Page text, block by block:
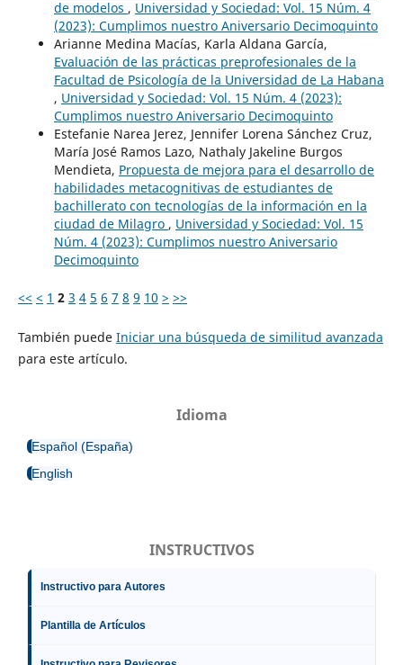
de modelos , Universidad y Sociedad: Vol. 15 Núm. 4
(2023): Cumplimos nuestro Aniversario Decimoquinto
Arianne Medina Macías, Karla Aldana García,
Evaluación de las prácticas preprofesionales de la
Facultad de Psicología de la Universidad de La Habana
, Universidad y Sociedad: Vol. 15 Núm. 4 (2023):
Cumplimos nuestro Aniversario Decimoquinto
Estefanie Narea Jerez, Jennifer Lorena Sánchez Cruz,
María José Ramos Lazo, Nathaly Jakeline Burgos
Mendieta, Propuesta de mejora para el desarrollo de
habilidades metacognitivas de estudiantes de
bachillerato con tecnologías de la información en la
ciudad de Milagro , Universidad y Sociedad: Vol. 15
Núm. 4 (2023): Cumplimos nuestro Aniversario
Decimoquinto
<< < 1 2 3 4 5 6 7 8 9 10 > >>
También puede Iniciar una búsqueda de similitud avanzada
para este artículo.
Idioma
Español (España)
English
INSTRUCTIVOS
Instructivo para Autores
Plantilla de Artículos